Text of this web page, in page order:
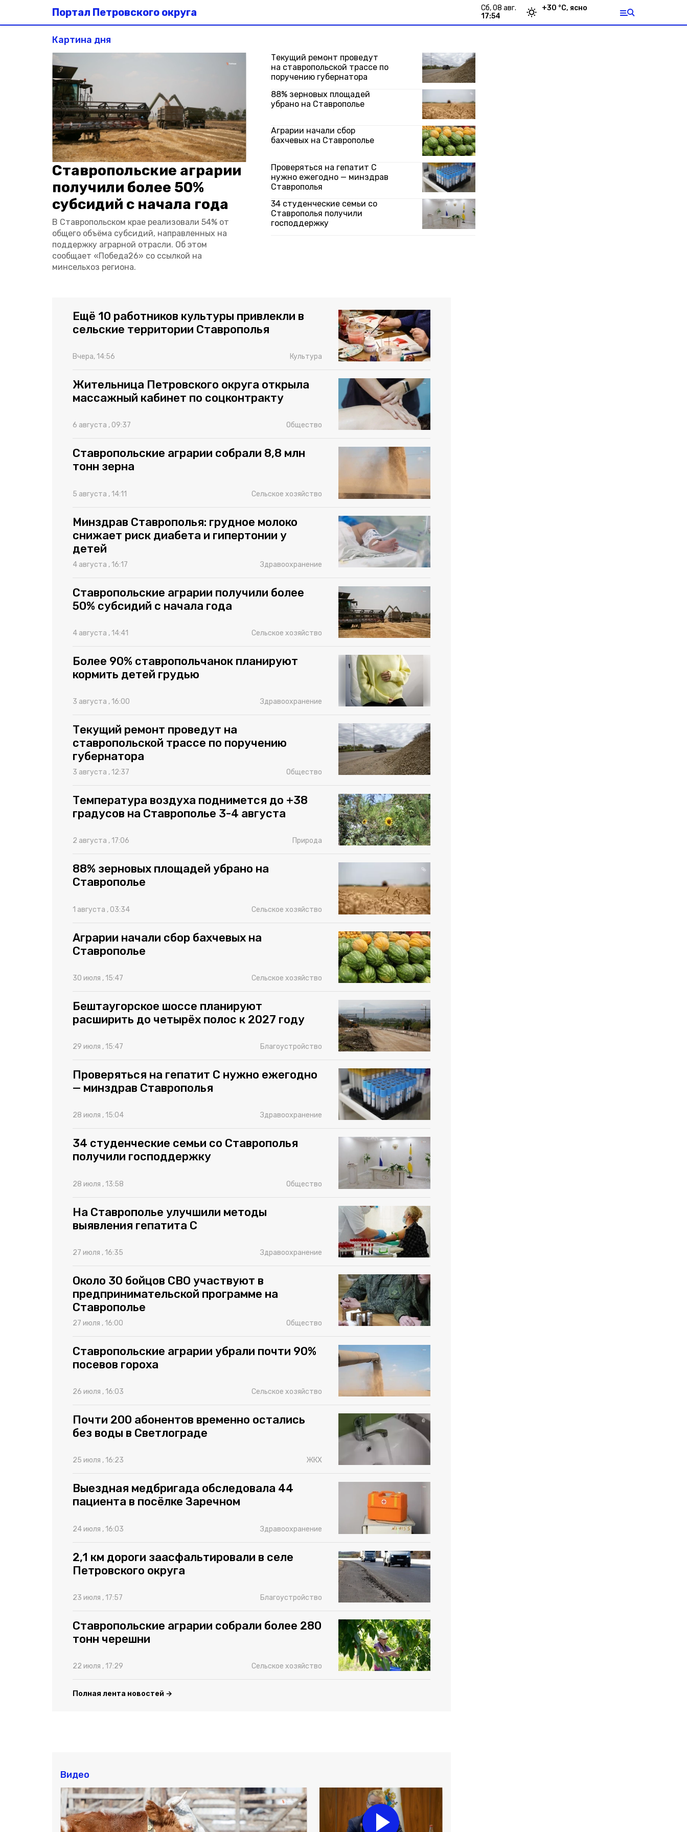
Портал Петровского округа
сб, 08 авг.
17:54
+30 °С, ясно
Картина дня
Ставропольские аграрии
получили более 50%
субсидий с начала года
В Ставропольском крае реализовали 54% от
общего объёма субсидий, направленных на
поддержку аграрной отрасли. Об этом
сообщает «Победа26» со ссылкой на
минсельхоз региона.
Текущий ремонт проведут
на ставропольской трассе по
поручению губернатора
88% зерновых площадей
убрано на Ставрополье
Аграрии начали сбор
бахчевых на Ставрополье
Проверяться на гепатит C
нужно ежегодно — минздрав
Ставрополья
34 студенческие семьи со
Ставрополья получили
господдержку
Ещё 10 работников культуры привлекли в
сельские территории Ставрополья
Вчера, 14:56 Культура
Жительница Петровского округа открыла
массажный кабинет по соцконтракту
6 августа , 09:37 Общество
Ставропольские аграрии собрали 8,8 млн
тонн зерна
5 августа , 14:11 Сельское хозяйство
Минздрав Ставрополья: грудное молоко
снижает риск диабета и гипертонии у
детей
4 августа , 16:17 Здравоохранение
Ставропольские аграрии получили более
50% субсидий с начала года
4 августа , 14:41 Сельское хозяйство
Более 90% ставропольчанок планируют
кормить детей грудью
3 августа , 16:00 Здравоохранение
Текущий ремонт проведут на
ставропольской трассе по поручению
губернатора
3 августа , 12:37 Общество
Температура воздуха поднимется до +38
градусов на Ставрополье 3-4 августа
2 августа , 17:06 Природа
88% зерновых площадей убрано на
Ставрополье
1 августа , 03:34 Сельское хозяйство
Аграрии начали сбор бахчевых на
Ставрополье
30 июля , 15:47 Сельское хозяйство
Бештаугорское шоссе планируют
расширить до четырёх полос к 2027 году
29 июля , 15:47 Благоустройство
Проверяться на гепатит C нужно ежегодно
— минздрав Ставрополья
28 июля , 15:04 Здравоохранение
34 студенческие семьи со Ставрополья
получили господдержку
28 июля , 13:58 Общество
На Ставрополье улучшили методы
выявления гепатита C
27 июля , 16:35 Здравоохранение
Около 30 бойцов СВО участвуют в
предпринимательской программе на
Ставрополье
27 июля , 16:00 Общество
Ставропольские аграрии убрали почти 90%
посевов гороха
26 июля , 16:03 Сельское хозяйство
Почти 200 абонентов временно остались
без воды в Светлограде
25 июля , 16:23 ЖКХ
Выездная медбригада обследовала 44
пациента в посёлке Заречном
24 июля , 16:03 Здравоохранение
2,1 км дороги заасфальтировали в селе
Петровского округа
23 июля , 17:57 Благоустройство
Ставропольские аграрии собрали более 280
тонн черешни
22 июля , 17:29 Сельское хозяйство
Полная лента новостей →
Видео